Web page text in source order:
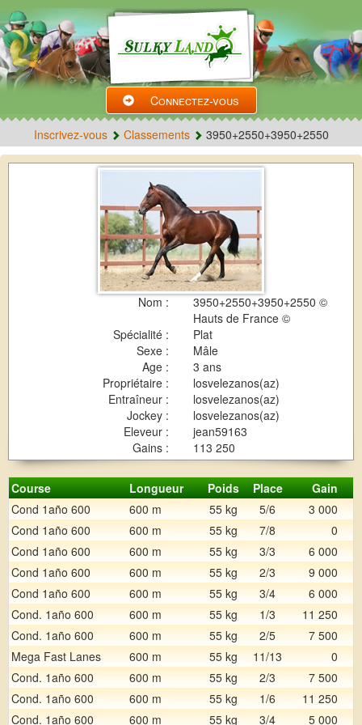
Connectez-vous
Inscrivez-vous Classements 3950+2550+3950+2550
Nom :
3950+2550+3950+2550 ©
Hauts de France ©
Spécialité :
Plat
Sexe :
Mâle
Age :
3 ans
Propriétaire :
losvelezanos(az)
Entraîneur :
losvelezanos(az)
Jockey :
losvelezanos(az)
Eleveur :
jean59163
Gains :
113 250
Course Longueur Poids Place
Gain
Cond 1año 600
600 m 55 kg 5/6 3 000
Cond 1año 600
600 m 55 kg 7/8 0
Cond 1año 600
600 m 55 kg 3/3 6 000
Cond 1año 600
600 m 55 kg 2/3 9 000
Cond 1año 600
600 m 55 kg 3/4 6 000
Cond. 1año 600
600 m 55 kg 1/3 11 250
Cond. 1año 600
600 m 55 kg 2/5 7 500
Mega Fast Lanes
600 m 55 kg 11/13 0
Cond. 1año 600
600 m 55 kg 2/3 7 500
Cond. 1año 600
600 m 55 kg 1/6 11 250
Cond. 1año 600
600 m 55 kg 3/4 5 000